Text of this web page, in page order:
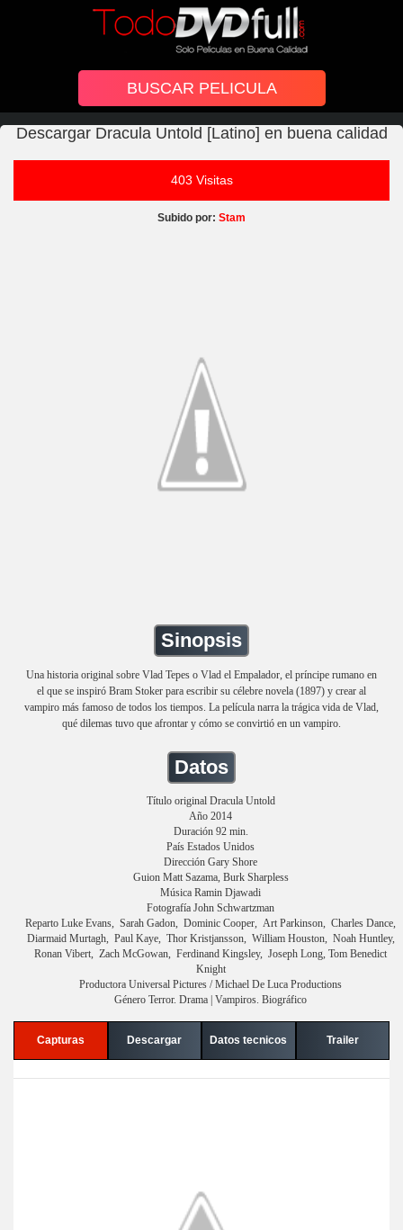
Descargar Dracula Untold [Latino] en buena calidad
403 Visitas
Subido por: Stam
Sinopsis
Una historia original sobre Vlad Tepes o Vlad el Empalador, el príncipe rumano en
el que se inspiró Bram Stoker para escribir su célebre novela (1897) y crear al
vampiro más famoso de todos los tiempos. La película narra la trágica vida de Vlad,
qué dilemas tuvo que afrontar y cómo se convirtió en un vampiro.
Datos
Título original Dracula Untold
Año 2014
Duración 92 min.
País Estados Unidos
Dirección Gary Shore
Guion Matt Sazama, Burk Sharpless
Música Ramin Djawadi
Fotografía John Schwartzman
Reparto Luke Evans, Sarah Gadon, Dominic Cooper, Art Parkinson, Charles Dance,
Diarmaid Murtagh, Paul Kaye, Thor Kristjansson, William Houston, Noah Huntley,
Ronan Vibert, Zach McGowan, Ferdinand Kingsley, Joseph Long, Tom Benedict
Knight
Productora Universal Pictures / Michael De Luca Productions
Género Terror. Drama | Vampiros. Biográfico
Capturas Descargar Datos tecnicos Trailer